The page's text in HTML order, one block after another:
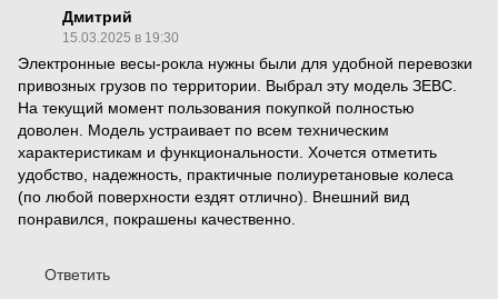
Дмитрий
15.03.2025 в 19:30
Электронные весы-рокла нужны были для удобной перевозки
привозных грузов по территории. Выбрал эту модель ЗЕВС.
На текущий момент пользования покупкой полностью
доволен. Модель устраивает по всем техническим
характеристикам и функциональности. Хочется отметить
удобство, надежность, практичные полиуретановые колеса
(по любой поверхности ездят отлично). Внешний вид
понравился, покрашены качественно.
Ответить